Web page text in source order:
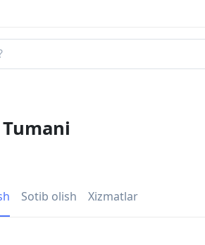
Sotib olish Xizmatlar